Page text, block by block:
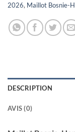
2026, Maillot Bosnie-
DESCRIPTION
AVIS (0)